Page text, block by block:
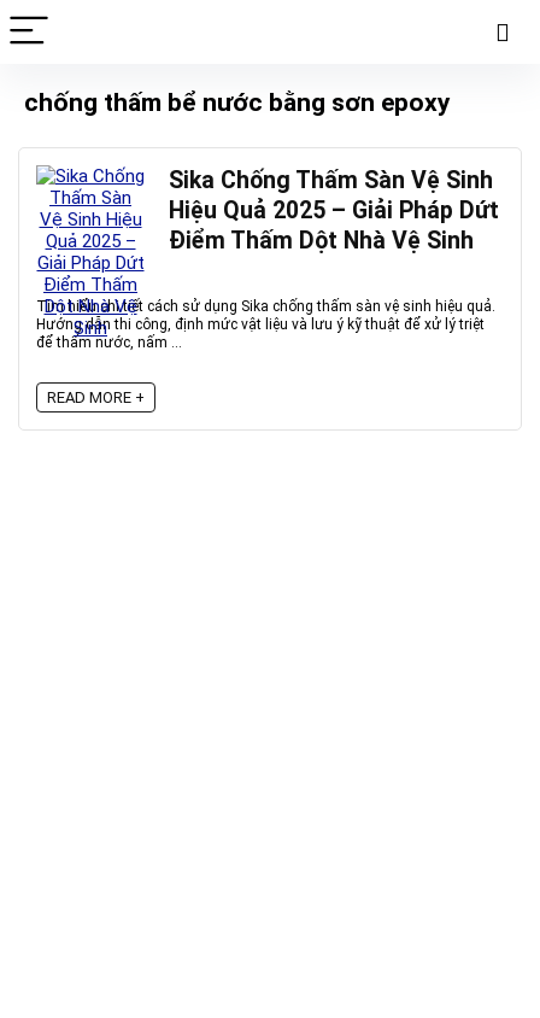
chống thấm bể nước bằng sơn epoxy
Sika Chống Thấm Sàn Vệ Sinh
Hiệu Quả 2025 – Giải Pháp Dứt
Điểm Thấm Dột Nhà Vệ Sinh
Tìm hiểu chi tiết cách sử dụng Sika chống thấm sàn vệ sinh hiệu quả.
Hướng dẫn thi công, định mức vật liệu và lưu ý kỹ thuật để xử lý triệt
để thấm nước, nấm ...
READ MORE +